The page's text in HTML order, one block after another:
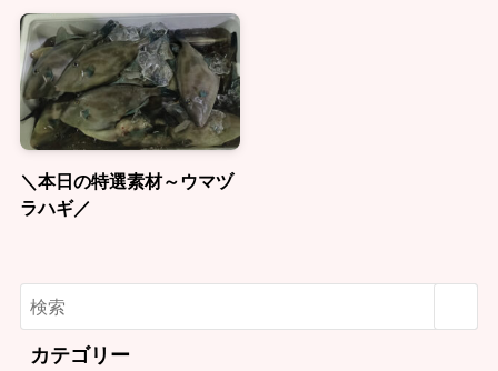
＼本日の特選素材～ウマヅ
ラハギ／
カテゴリー